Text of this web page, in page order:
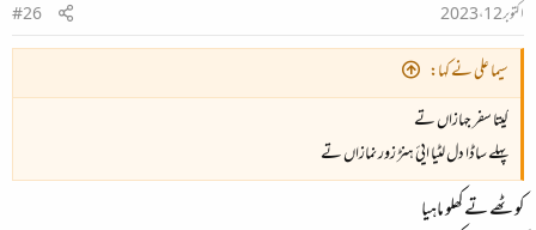
اکتوبر 12، 2023
#26
سیما علی نے کہا:
کیتا سفر جہازاں تے
پہلے ساڈا دل لٹیا ایئ ہنڑ زور نمازاں تے
کوٹھے تے کھلو ماہیا